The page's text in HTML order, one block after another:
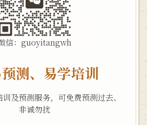
信：guoyitangwh
测、易学培训
及预测服务，可免费预测过去、
非诚勿扰